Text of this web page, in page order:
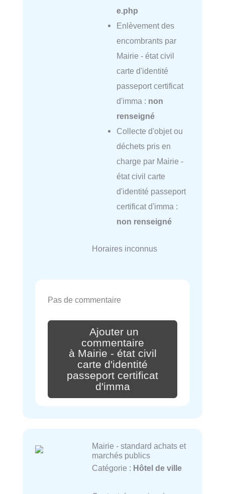
e.php
Enlèvement des
encombrants par
Mairie - état civil
carte d'identité
passeport certificat
d'imma : non
renseigné
Collecte d'objet ou
déchets pris en
charge par Mairie -
état civil carte
d'identité passeport
certificat d'imma :
non renseigné
Horaires inconnus
Pas de commentaire
Ajouter un
commentaire
à Mairie - état civil
carte d'identité
passeport certificat
d'imma
Mairie - standard achats et
marchés publics
Catégorie : Hôtel de ville